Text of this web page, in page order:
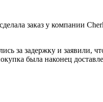
заказ у компании
за задержку и заявили,
была наконец